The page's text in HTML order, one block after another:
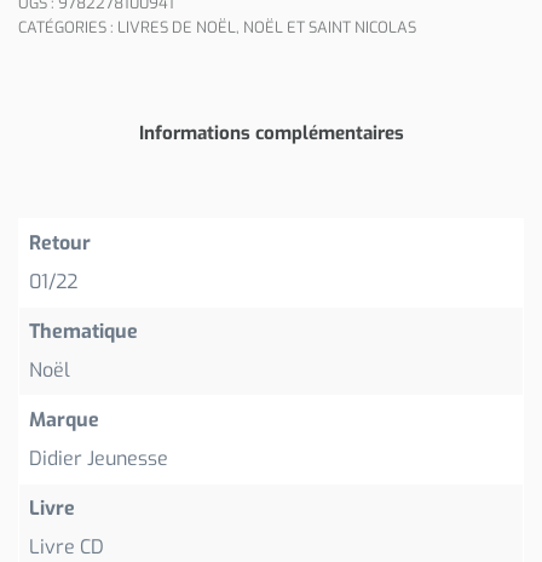
CATÉGORIES : LIVRES DE NOËL, NOËL ET SAINT NICOLAS
Informations complémentaires
Retour
01/22
Thematique
Noël
Marque
Didier Jeunesse
Livre
Livre CD